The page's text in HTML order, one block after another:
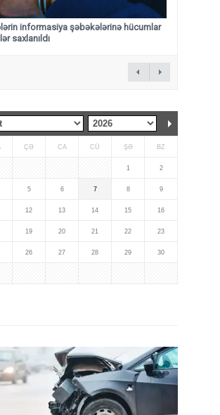
informasiya şəbəkələrinə hücumlar
saxlanıldı
ÇƏ CA CÜ ŞƏ BZ
1 2
5 6 7 8 9
12 13 14 15 16
19 20 21 22 23
26 27 28 29 30